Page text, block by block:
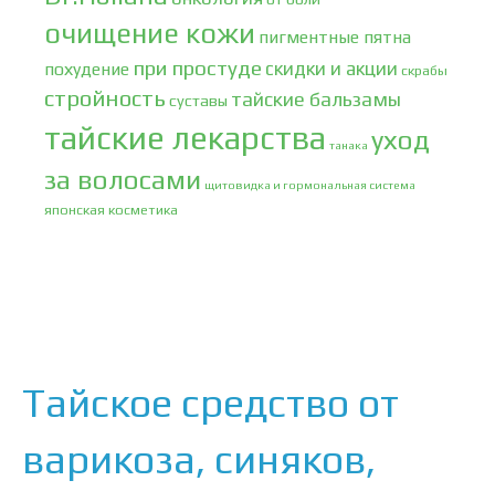
очищение кожи пигментные пятна
похудение при простуде скидки и акции скрабы
стройность суставы тайские бальзамы
тайские лекарства танака уход
за волосами щитовидка и гормональная система
японская косметика
Тайское средство от
варикоза, синяков,